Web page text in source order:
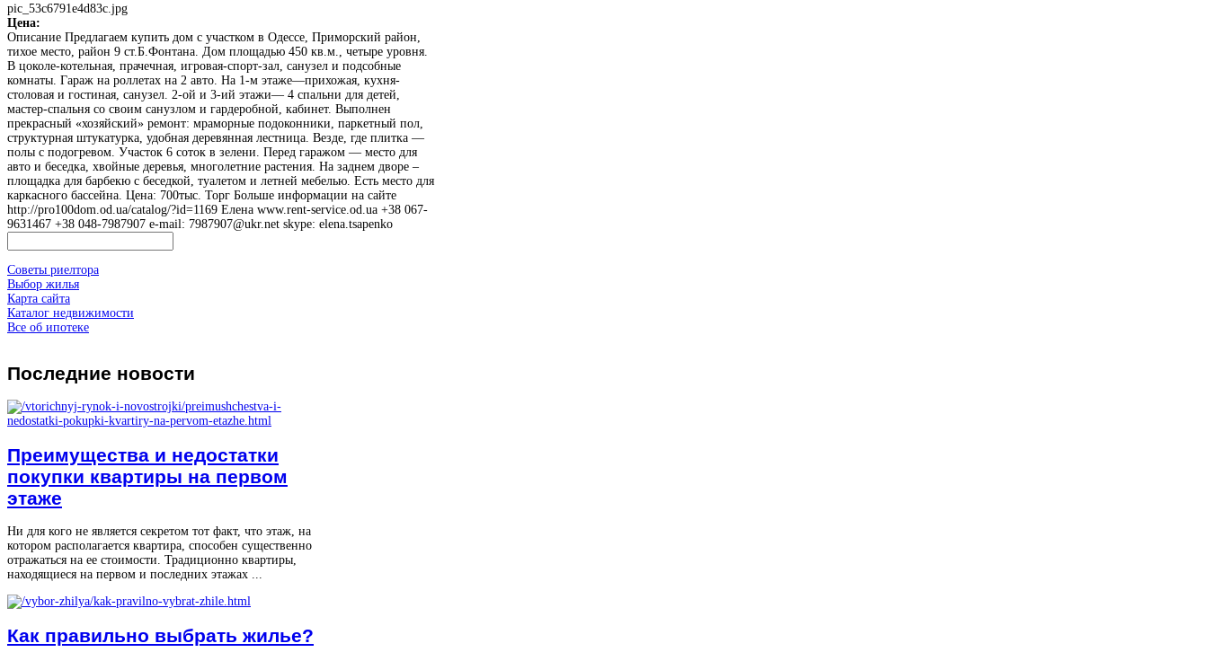
pic_53c6791e4d83c.jpg
Цена:
Описание Предлагаем купить дом с участком в Одессе, Приморский район,
тихое место, район 9 ст.Б.Фонтана. Дом площадью 450 кв.м., четыре уровня.
В цоколе-котельная, прачечная, игровая-спорт-зал, санузел и подсобные
комнаты. Гараж на роллетах на 2 авто. На 1-м этаже—прихожая, кухня-
столовая и гостиная, санузел. 2-ой и 3-ий этажи— 4 спальни для детей,
мастер-спальня со своим санузлом и гардеробной, кабинет. Выполнен
прекрасный «хозяйский» ремонт: мраморные подоконники, паркетный пол,
структурная штукатурка, удобная деревянная лестница. Везде, где плитка —
полы с подогревом. Участок 6 соток в зелени. Перед гаражом — место для
авто и беседка, хвойные деревья, многолетние растения. На заднем дворе –
площадка для барбекю с беседкой, туалетом и летней мебелью. Есть место для
каркасного бассейна. Цена: 700тыс. Торг Больше информации на сайте
http://pro100dom.od.ua/catalog/?id=1169 Елена www.rent-service.od.ua +38 067-
9631467 +38 048-7987907 e-mail: 7987907@ukr.net skype: elena.tsapenko
Советы риелтора
Выбор жилья
Карта сайта
Каталог недвижимости
Все об ипотеке
Последние новости
Преимущества и недостатки
покупки квартиры на первом
этаже
Ни для кого не является секретом тот факт, что этаж, на
котором располагается квартира, способен существенно
отражаться на ее стоимости. Традиционно квартиры,
находящиеся на первом и последних этажах ...
Как правильно выбрать жилье?